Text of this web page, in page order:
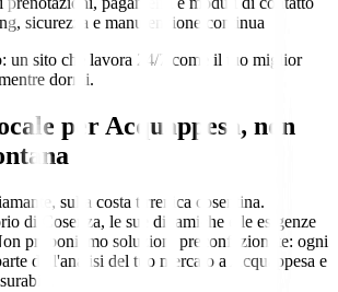
sicurezza e manutenzione continua
un sito che lavora 24/7 come il tuo miglior
dormi.
per Acquappesa, non
sulla costa tirrenica cosentina.
di Cosenza, le sue dinamiche e le esigenze
proponiamo soluzioni preconfezionate: ogni
dall'analisi del tuo mercato a Acquappesa e